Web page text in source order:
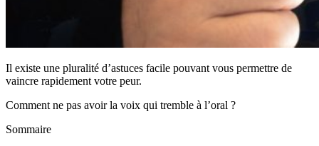
Il existe une pluralité d’astuces facile pouvant vous permettre de
vaincre rapidement votre peur.
Comment ne pas avoir la voix qui tremble à l’oral ?
Sommaire